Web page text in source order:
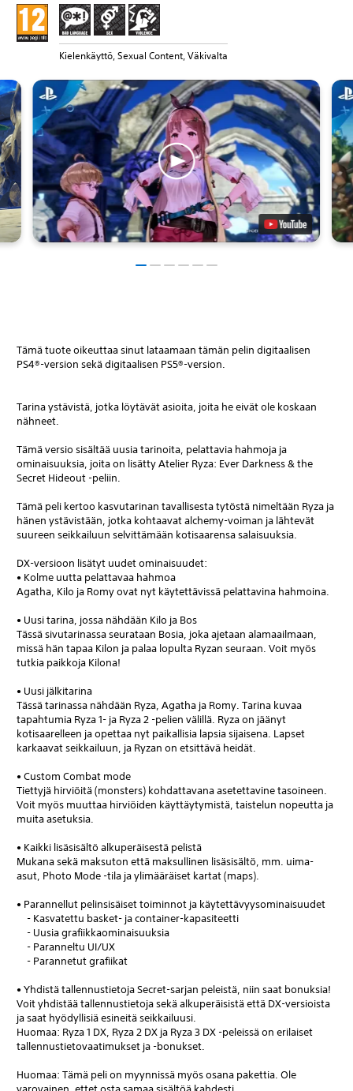
Kielenkäyttö, Sexual Content, Väkivalta
Tämä tuote oikeuttaa sinut lataamaan tämän pelin digitaalisen
PS4®-version sekä digitaalisen PS5®-version.
Tarina ystävistä, jotka löytävät asioita, joita he eivät ole koskaan
nähneet.
Tämä versio sisältää uusia tarinoita, pelattavia hahmoja ja
ominaisuuksia, joita on lisätty Atelier Ryza: Ever Darkness & the
Secret Hideout -peliin.
Tämä peli kertoo kasvutarinan tavallisesta tytöstä nimeltään Ryza ja
hänen ystävistään, jotka kohtaavat alchemy-voiman ja lähtevät
suureen seikkailuun selvittämään kotisaarensa salaisuuksia.
DX-versioon lisätyt uudet ominaisuudet:
• Kolme uutta pelattavaa hahmoa
Agatha, Kilo ja Romy ovat nyt käytettävissä pelattavina hahmoina.
• Uusi tarina, jossa nähdään Kilo ja Bos
Tässä sivutarinassa seurataan Bosia, joka ajetaan alamaailmaan,
missä hän tapaa Kilon ja palaa lopulta Ryzan seuraan. Voit myös
tutkia paikkoja Kilona!
• Uusi jälkitarina
Tässä tarinassa nähdään Ryza, Agatha ja Romy. Tarina kuvaa
tapahtumia Ryza 1- ja Ryza 2 -pelien välillä. Ryza on jäänyt
kotisaarelleen ja opettaa nyt paikallisia lapsia sijaisena. Lapset
karkaavat seikkailuun, ja Ryzan on etsittävä heidät.
• Custom Combat mode
Tiettyjä hirviöitä (monsters) kohdattavana asetettavine tasoineen.
Voit myös muuttaa hirviöiden käyttäytymistä, taistelun nopeutta ja
muita asetuksia.
• Kaikki lisäsisältö alkuperäisestä pelistä
Mukana sekä maksuton että maksullinen lisäsisältö, mm. uima-
asut, Photo Mode -tila ja ylimääräiset kartat (maps).
• Parannellut pelinsisäiset toiminnot ja käytettävyysominaisuudet
- Kasvatettu basket- ja container-kapasiteetti
- Uusia grafiikkaominaisuuksia
- Paranneltu UI/UX
- Parannetut grafiikat
• Yhdistä tallennustietoja Secret-sarjan peleistä, niin saat bonuksia!
Voit yhdistää tallennustietoja sekä alkuperäisistä että DX-versioista
ja saat hyödyllisiä esineitä seikkailuusi.
Huomaa: Ryza 1 DX, Ryza 2 DX ja Ryza 3 DX -peleissä on erilaiset
tallennustietovaatimukset ja -bonukset.
Huomaa: Tämä peli on myynnissä myös osana pakettia. Ole